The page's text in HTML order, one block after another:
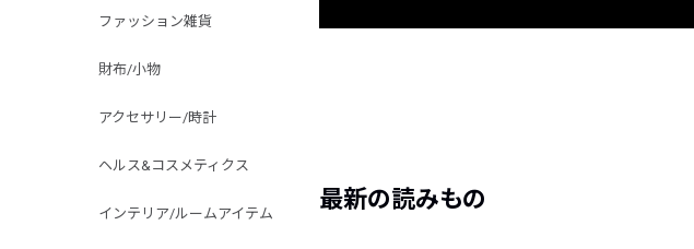
ファッション雑貨
財布/小物
アクセサリー/時計
ヘルス&コスメティクス
インテリア/ルームアイテム
最新の読みもの